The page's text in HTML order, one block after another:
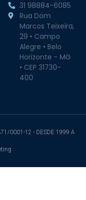
31 98884-6085
Rua Dom
Marcos Teixeira,
29 • Campo
Alegre • Belo
Horizonte - MG
• CEP 31730-
400
0001-12 - DESDE 1999 A